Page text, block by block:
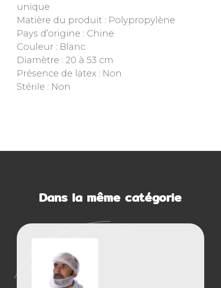
unique
Matière du produit : Polypropylène
Pays d’origine : Chine
Couleur : Blanc
Diamètre : 20 à 53 cm
Présence de latex : Non
Stérile : Non
Dans la même catégorie